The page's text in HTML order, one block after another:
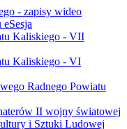
- zapisy wideo
Kaliskiego - VII
Kaliskiego - VI
Radnego Powiatu
II wojny światowej
i Sztuki Ludowej